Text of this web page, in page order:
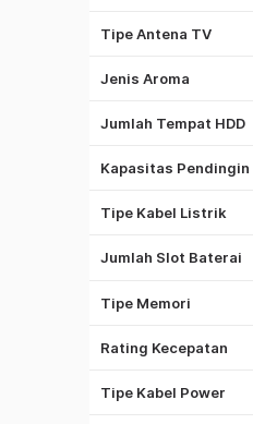
Tipe Antena TV
Antena Omni
Jenis Aroma
Spicy
Jumlah Tempat HDD
5
Kapasitas Pendingin
2 PK
Tipe Kabel Listrik
Kabel NYM
Jumlah Slot Baterai
2
8
Tipe Memori
DDR3
Rating Kecepatan
2133 Mhz
Tipe Kabel Power
Kabel Listrik
Kabel PSU
4GB